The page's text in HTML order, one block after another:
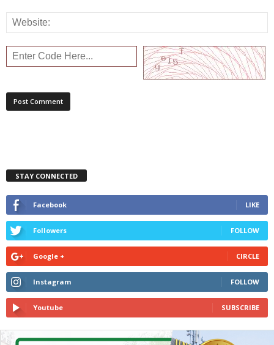
STAY CONNECTED
Facebook LIKE
Followers FOLLOW
Google + CIRCLE
Instagram FOLLOW
Youtube SUBSCRIBE